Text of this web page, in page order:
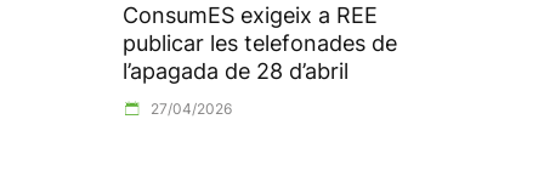
ConsumES exigeix a REE
publicar les telefonades de
l’apagada de 28 d’abril
27/04/2026